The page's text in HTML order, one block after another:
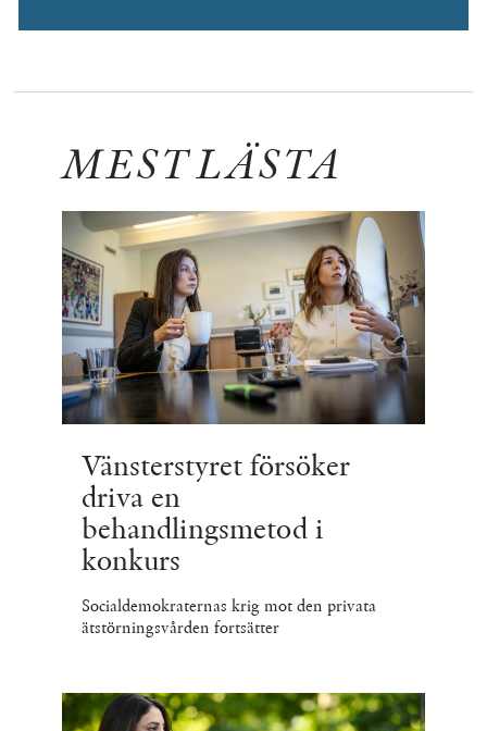
MEST LÄSTA
Vänsterstyret försöker
driva en
behandlingsmetod i
konkurs
Socialdemokraternas krig mot den privata
ätstörningsvården fortsätter